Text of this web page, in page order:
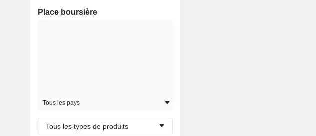
Place boursière
Tous les pays
Tous les types de produits